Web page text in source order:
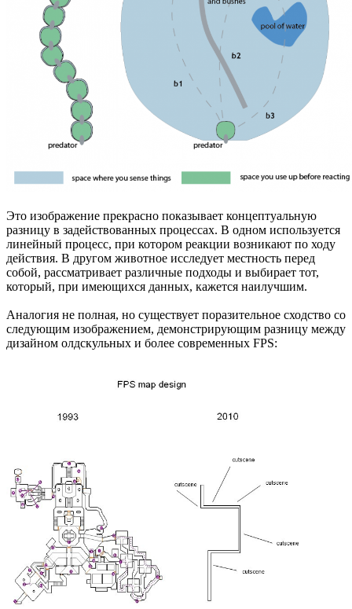
Это изображение прекрасно показывает концептуальную
разницу в задействованных процессах. В одном используется
линейный процесс, при котором реакции возникают по ходу
действия. В другом животное исследует местность перед
собой, рассматривает различные подходы и выбирает тот,
который, при имеющихся данных, кажется наилучшим.
Аналогия не полная, но существует поразительное сходство со
следующим изображением, демонстрирующим разницу между
дизайном олдскульных и более современных FPS: